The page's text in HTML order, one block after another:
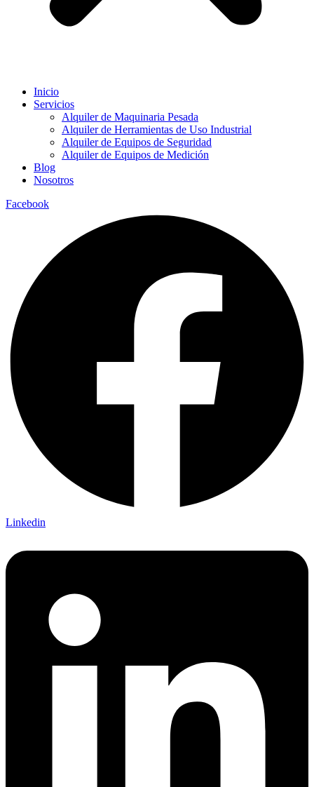
Inicio
Servicios
Alquiler de Maquinaria Pesada
Alquiler de Herramientas de Uso Industrial
Alquiler de Equipos de Seguridad
Alquiler de Equipos de Medición
Blog
Nosotros
Facebook
Linkedin